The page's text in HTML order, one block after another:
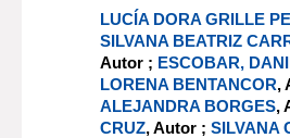
LUCÍA DORA GRILLE
SILVANA BEATRIZ
Autor ; ESCOBAR,
LORENA BENTANCOR,
ALEJANDRA BORGES,
CRUZ, Autor ;SILVANA